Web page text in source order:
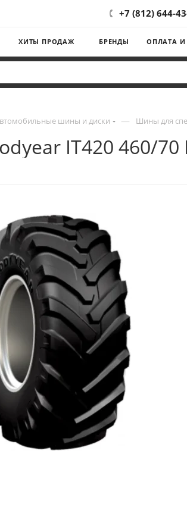
+7 (812) 644-
ХИТЫ ПРОДАЖ БРЕНДЫ ОПЛАТА И
шины и диски — Шины для
IT420 460/70